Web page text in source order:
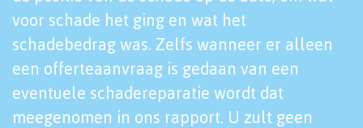
voor schade het ging en wat het
schadebedrag was. Zelfs wanneer er alleen
een offerteaanvraag is gedaan van een
eventuele schadereparatie wordt dat
meegenomen in ons rapport. U zult geen